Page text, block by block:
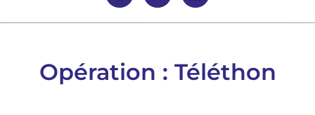
Opération : Téléthon